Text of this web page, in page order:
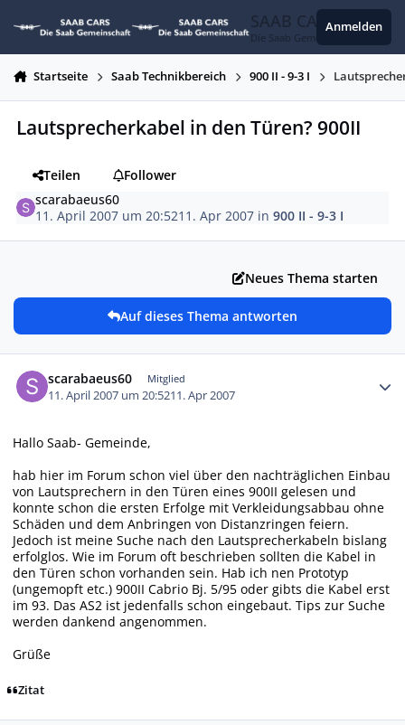
SAAB CARS
Die Saab Gemeinschaft
Anmelden
Startseite Saab Technikbereich 900 II - 9-3 I
Lautsprecherkabel in den Türen? 900II
Teilen
Follower
scarabaeus60
11. April 2007 um 20:5211. Apr 2007 in900 II - 9-3 I
Neues Thema starten
Auf dieses Thema antworten
scarabaeus60 Mitglied
11. April 2007 um 20:5211. Apr 2007
Hallo Saab- Gemeinde,
hab hier im Forum schon viel über den nachträglichen Einbau
von Lautsprechern in den Türen eines 900II gelesen und
konnte schon die ersten Erfolge mit Verkleidungsabbau ohne
Schäden und dem Anbringen von Distanzringen feiern.
Jedoch ist meine Suche nach den Lautsprecherkabeln bislang
erfolglos. Wie im Forum oft beschrieben sollten die Kabel in
den Türen schon vorhanden sein. Hab ich nen Prototyp
(ungemopft etc.) 900II Cabrio Bj. 5/95 oder gibts die Kabel erst
im 93. Das AS2 ist jedenfalls schon eingebaut. Tips zur Suche
werden dankend angenommen.
Grüße
Zitat